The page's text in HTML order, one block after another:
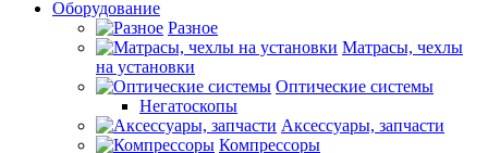
Оборудование
Разное
Матрасы, чехлы
на установки
Оптические системы
Негатоскопы
Аксессуары, запчасти
Компрессоры